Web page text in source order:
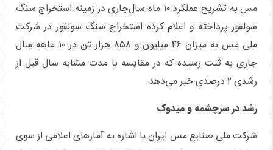
مس به تشریح عملکرد ۱۰ ماه سال‌جاری در زمینه استخراج سنگ
سولفور پرداخته و اعلام کرده استخراج سنگ سولفور در شرکت
ملی مس به میزان ۴۶ میلیون و ۸۵۸ هزار تن در ۱۰ ماهه سال
جاری به ثبت رسیده که در مقایسه با مدت مشابه سال قبل از
رشدی ۲ درصدی خبر می‌دهد.
رشد در سرچشمه و میدوک
شرکت ملی صنایع مس ایران با اشاره به آمار‌های اعلامی از سوی